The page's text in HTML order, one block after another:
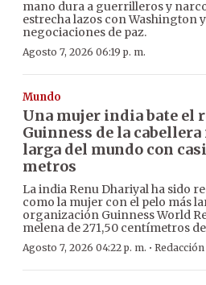
mano dura a guerrilleros y
estrecha lazos con Washington
negociaciones de paz.
Agosto 7, 2026 06:19 p. m.
Mundo
Una mujer india bate el
Guinness de la cabellera
larga del mundo con
metros
La india Renu Dhariyal ha sido
como la mujer con el pelo más
organización Guinness World
melena de 271,50 centímetros
Agosto 7, 2026 04:22 p. m. · Redacción